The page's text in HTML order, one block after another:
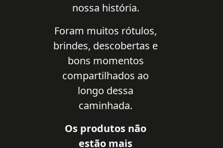
nossa história.
Foram muitos rótulos,
brindes, descobertas e
bons momentos
compartilhados ao
longo dessa
caminhada.
Os produtos não
estão mais